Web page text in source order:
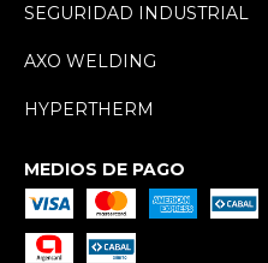
SEGURIDAD INDUSTRIAL
AXO WELDING
HYPERTHERM
MEDIOS DE PAGO